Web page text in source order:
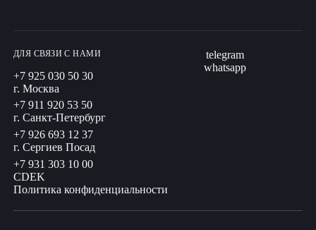
ДЛЯ СВЯЗИ С НАМИ
+7 925 030 50 30
г. Москва
+7 911 920 53 50
г. Санкт-Петербург
+7 926 693 12 37
г. Сергиев Посад
+7 931 303 10 00
CDEK
telegram
whatsapp
Политика конфиденциальности